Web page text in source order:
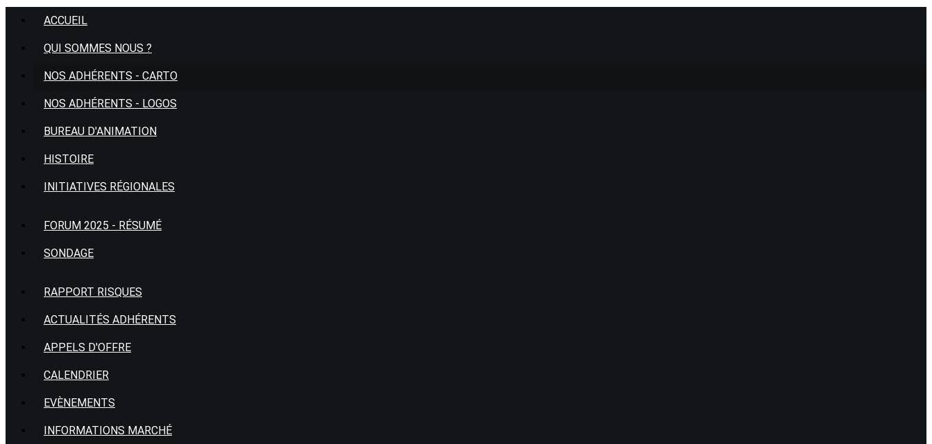
ACCUEIL
QUI SOMMES NOUS ?
NOS ADHÉRENTS - CARTO
NOS ADHÉRENTS - LOGOS
BUREAU D'ANIMATION
HISTOIRE
INITIATIVES RÉGIONALES
FORUM 2025 - RÉSUMÉ
SONDAGE
RAPPORT RISQUES
ACTUALITÉS ADHÉRENTS
APPELS D'OFFRE
CALENDRIER
EVÈNEMENTS
INFORMATIONS MARCHÉ